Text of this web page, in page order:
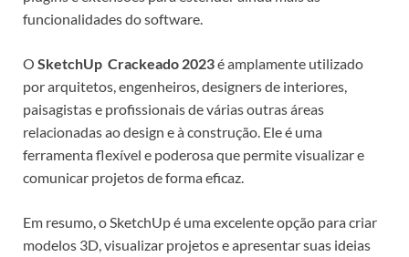
funcionalidades do software.
O SketchUp Crackeado 2023é amplamente utilizado
por arquitetos, engenheiros, designers de interiores,
paisagistas e profissionais de várias outras áreas
relacionadas ao design e à construção. Ele é uma
ferramenta flexível e poderosa que permite visualizar e
comunicar projetos de forma eficaz.
Em resumo, o SketchUp é uma excelente opção para criar
modelos 3D, visualizar projetos e apresentar suas ideias